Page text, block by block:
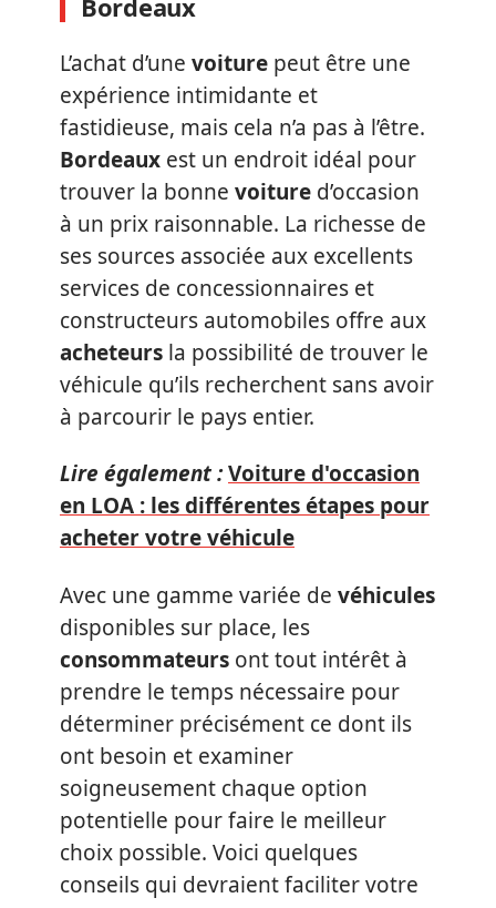
Bordeaux
L’achat d’une voiture peut être une
expérience intimidante et
fastidieuse, mais cela n’a pas à l’être.
Bordeaux est un endroit idéal pour
trouver la bonne voiture d’occasion
à un prix raisonnable. La richesse de
ses sources associée aux excellents
services de concessionnaires et
constructeurs automobiles offre aux
acheteurs la possibilité de trouver le
véhicule qu’ils recherchent sans avoir
à parcourir le pays entier.
Lire également :Voiture d'occasion
en LOA : les différentes étapes pour
acheter votre véhicule
Avec une gamme variée de véhicules
disponibles sur place, les
consommateurs ont tout intérêt à
prendre le temps nécessaire pour
déterminer précisément ce dont ils
ont besoin et examiner
soigneusement chaque option
potentielle pour faire le meilleur
choix possible. Voici quelques
conseils qui devraient faciliter votre